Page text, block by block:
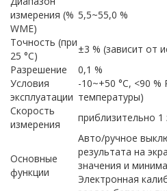
измерения (%
WME)
5,5~55,0 %
Точность (при
25 °С)
±3 % (зависит от
Разрешение
0,1 %
Условия
эксплуатации
-10~+50 °С, <90 %
температуры)
Скорость
измерения
приблизительно 1
Основные
функции
Авто/ручное
результата на
значения и
Электронная